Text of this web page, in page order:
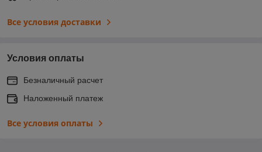
Все условия доставки
Условия оплаты
Безналичный расчет
Наложенный платеж
Все условия оплаты